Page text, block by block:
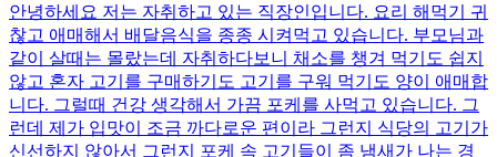
안녕하세요 저는 자취하고 있는 직장인입니다. 요리 해먹기 귀
찮고 애매해서 배달음식을 종종 시켜먹고 있습니다. 부모님과
같이 살때는 몰랐는데 자취하다보니 채소를 챙겨 먹기도 쉽지
않고 혼자 고기를 구매하기도 고기를 구워 먹기도 양이 애매합
니다. 그럴때 건강 생각해서 가끔 포케를 사먹고 있습니다. 그
런데 제가 입맛이 조금 까다로운 편이라 그런지 식당의 고기가
신선하지 않아서 그런지 포케 속 고기들이 좀 냄새가 나는 경